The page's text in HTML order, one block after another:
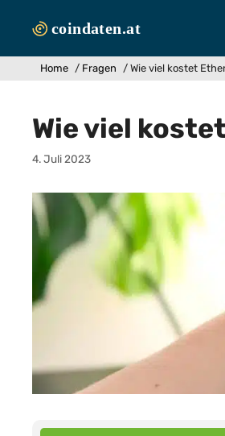
Inhalt
Home / Fragen / Wie viel kostet
Wie viel
4. Juli 2023